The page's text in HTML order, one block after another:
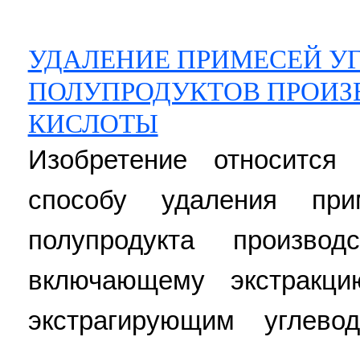
УДАЛЕНИЕ ПРИМЕСЕЙ
ПОЛУПРОДУКТОВ
КИСЛОТЫ
Изобретение
способу удаления
полупродукта
включающему
экстрагирующим